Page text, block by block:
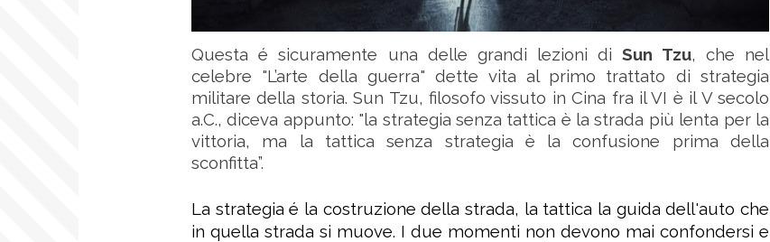
Questa é sicuramente una delle grandi lezioni diSun Tzu, che nel
celebre "L’arte della guerra" dette vita al primo trattato di strategia
militare della storia. Sun Tzu, filosofo vissuto in Cina fra il VI è il V secolo
a.C., diceva appunto: "la strategia senza tattica è la strada più lenta per la
vittoria, ma la tattica senza strategia è la confusione prima della
sconfitta”.
La strategia é la costruzione della strada, la tattica la guida dell'auto che
in quella strada si muove. I due momenti non devono mai confondersi e